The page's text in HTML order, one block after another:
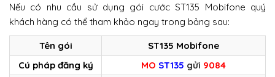
Nếu có nhu cầu sử dụng gói cước ST135 Mobifone quý
khách hàng có thể tham khảo ngay trong bảng sau:
Tên gói
ST135 Mobifone
Cú pháp đăng ký
MO ST135 gửi 9084